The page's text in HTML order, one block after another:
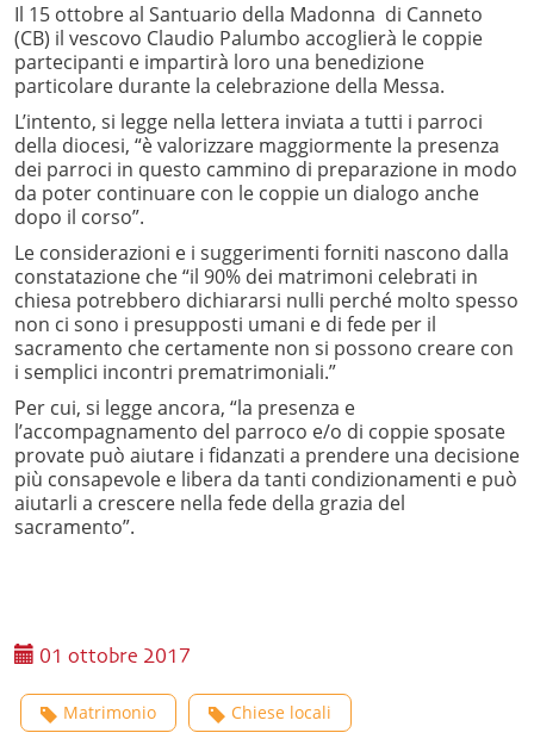
Il 15 ottobre al Santuario della Madonna di Canneto
(CB) il vescovo Claudio Palumbo accoglierà le coppie
partecipanti e impartirà loro una benedizione
particolare durante la celebrazione della Messa.
L’intento, si legge nella lettera inviata a tutti i parroci
della diocesi, “è valorizzare maggiormente la presenza
dei parroci in questo cammino di preparazione in modo
da poter continuare con le coppie un dialogo anche
dopo il corso”.
Le considerazioni e i suggerimenti forniti nascono dalla
constatazione che “il 90% dei matrimoni celebrati in
chiesa potrebbero dichiararsi nulli perché molto spesso
non ci sono i presupposti umani e di fede per il
sacramento che certamente non si possono creare con
i semplici incontri prematrimoniali.”
Per cui, si legge ancora, “la presenza e
l’accompagnamento del parroco e/o di coppie sposate
provate può aiutare i fidanzati a prendere una decisione
più consapevole e libera da tanti condizionamenti e può
aiutarli a crescere nella fede della grazia del
sacramento”.
01 ottobre 2017
Matrimonio Chiese locali